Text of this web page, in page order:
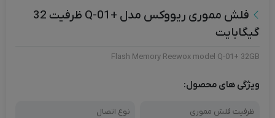
فلش مموری ریووکس مدل +Q-01 ظرفیت 32
گیگابایت
Flash Memory Reewox model Q-01+ 32GB
ویژگی های محصول:
ظرفیت فلش مموری
نوع اتصال